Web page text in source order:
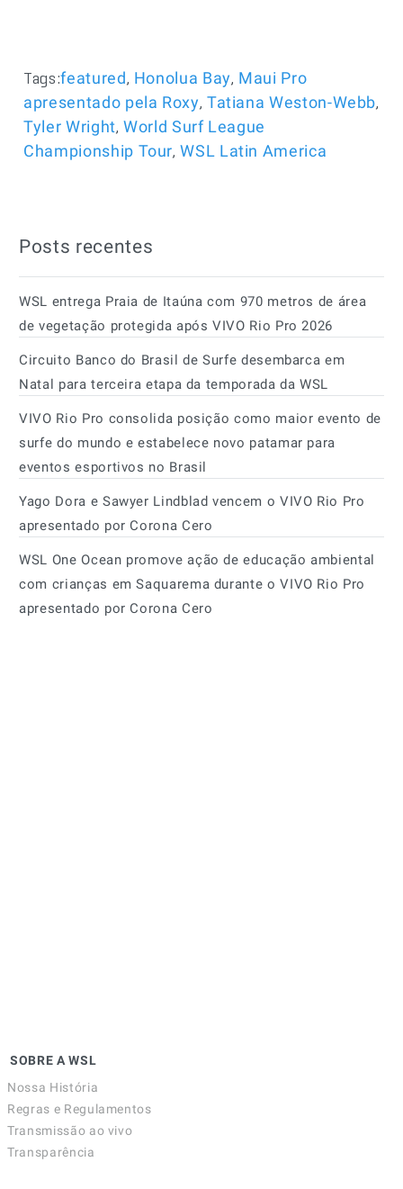
Tags:featured, Honolua Bay, Maui Pro
apresentado pela Roxy, Tatiana Weston-Webb,
Tyler Wright,World Surf League
Championship Tour,WSL Latin America
Posts recentes
WSL entrega Praia de Itaúna com 970 metros de área
de vegetação protegida após VIVO Rio Pro 2026
Circuito Banco do Brasil de Surfe desembarca em
Natal para terceira etapa da temporada da WSL
VIVO Rio Pro consolida posição como maior evento de
surfe do mundo e estabelece novo patamar para
eventos esportivos no Brasil
Yago Dora e Sawyer Lindblad vencem o VIVO Rio Pro
apresentado por Corona Cero
WSL One Ocean promove ação de educação ambiental
com crianças em Saquarema durante o VIVO Rio Pro
apresentado por Corona Cero
SOBRE A WSL
Nossa História
Regras e Regulamentos
Transmissão ao vivo
Transparência